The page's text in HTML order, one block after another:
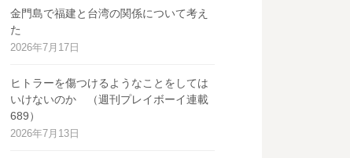
金門島で福建と台湾の関係について考え
た
2026年7月17日
ヒトラーを傷つけるようなことをしては
いけないのか （週刊プレイボーイ連載
689）
2026年7月13日